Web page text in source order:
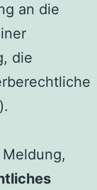
an die
die